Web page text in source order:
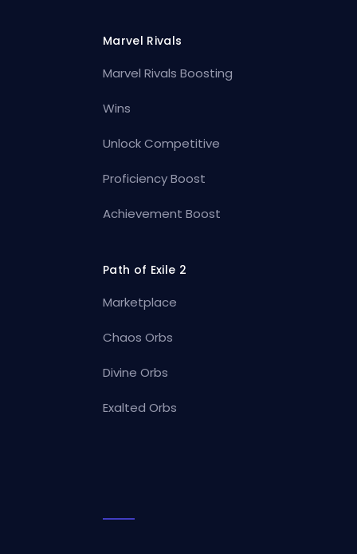
Marvel Rivals
Marvel Rivals Boosting
Wins
Unlock Competitive
Proficiency Boost
Achievement Boost
Path of Exile 2
Marketplace
Chaos Orbs
Divine Orbs
Exalted Orbs